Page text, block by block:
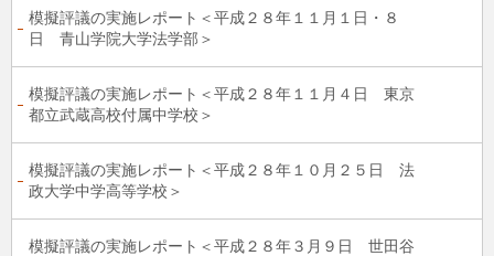
模擬評議の実施レポート＜平成２８年１１月１日・８
日 青山学院大学法学部＞
模擬評議の実施レポート＜平成２８年１１月４日 東京
都立武蔵高校付属中学校＞
模擬評議の実施レポート＜平成２８年１０月２５日 法
政大学中学高等学校＞
模擬評議の実施レポート＜平成２８年３月９日 世田谷